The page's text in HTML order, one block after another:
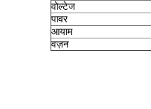
वोल्टेज
पावर
आयाम
वज़न